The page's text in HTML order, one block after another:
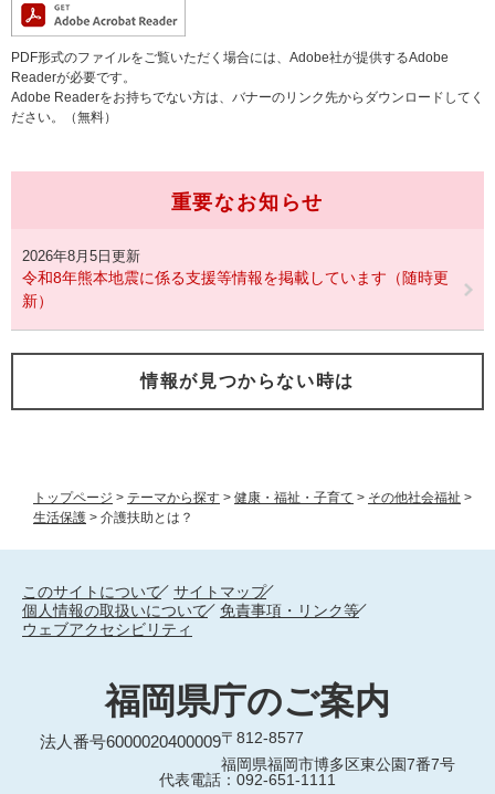
トップページ > テーマから探す > 健康・福祉・子育て > その他社会福祉 >
生活保護 > 介護扶助とは？
PDF形式のファイルをご覧いただく場合には、Adobe社が提供するAdobe
Readerが必要です。
Adobe Readerをお持ちでない方は、バナーのリンク先からダウンロードしてく
ださい。（無料）
重要なお知らせ
2026年8月5日更新
令和8年熊本地震に係る支援等情報を掲載しています（随時更
新）
情報が見つからない時は
このサイトについて
サイトマップ
個人情報の取扱いについて
免責事項・リンク等
ウェブアクセシビリティ
福岡県庁のご案内
法人番号6000020400009〒812-8577
福岡県福岡市博多区東公園7番7号
代表電話：092-651-1111